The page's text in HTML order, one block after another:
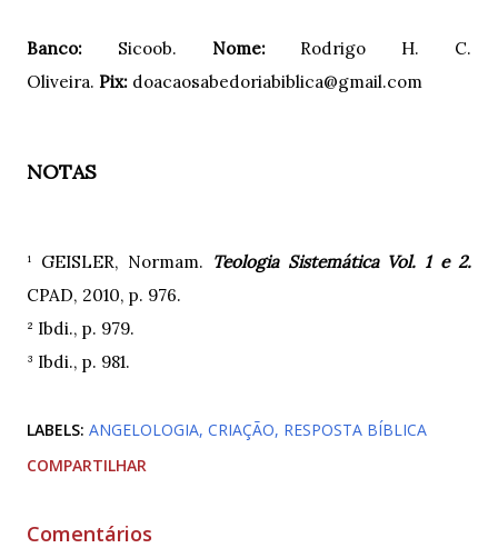
Banco: Sicoob. Nome:Rodrigo H. C.
Oliveira. Pix: doacaosabedoriabiblica@gmail.com
NOTAS
¹ GEISLER, Normam. Teologia Sistemática Vol. 1 e 2.
CPAD, 2010, p. 976.
² Ibdi., p. 979.
³ Ibdi., p. 981.
LABELS: ANGELOLOGIA CRIAÇÃO RESPOSTA BÍBLICA
COMPARTILHAR
Comentários